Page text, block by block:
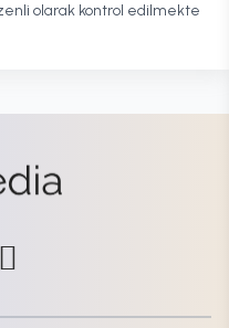
olarak kontrol edilmekte